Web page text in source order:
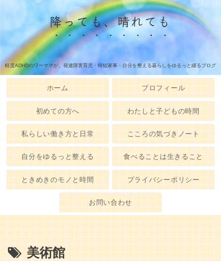
降っても、晴れても
軽度ADHDのワーママが、発達障害育児・時短家事・自分を整える暮らしをゆるっと綴るブログ
ホーム プロフィール
初めての方へ わたしと子どもの時間
私らしい働き方と日常 こころの気づきノート
自分をゆるっと整える 食べることは生きること
ときめきのモノと時間 プライバシーポリシー
お問い合わせ
美術館